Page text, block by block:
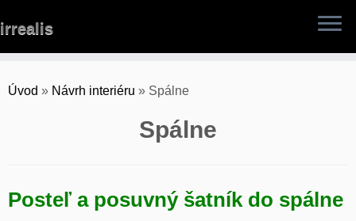
to
irrealis
Úvod » Návrh interiéru » Spálne
Spálne
Posteľ a posuvný šatník do spálne